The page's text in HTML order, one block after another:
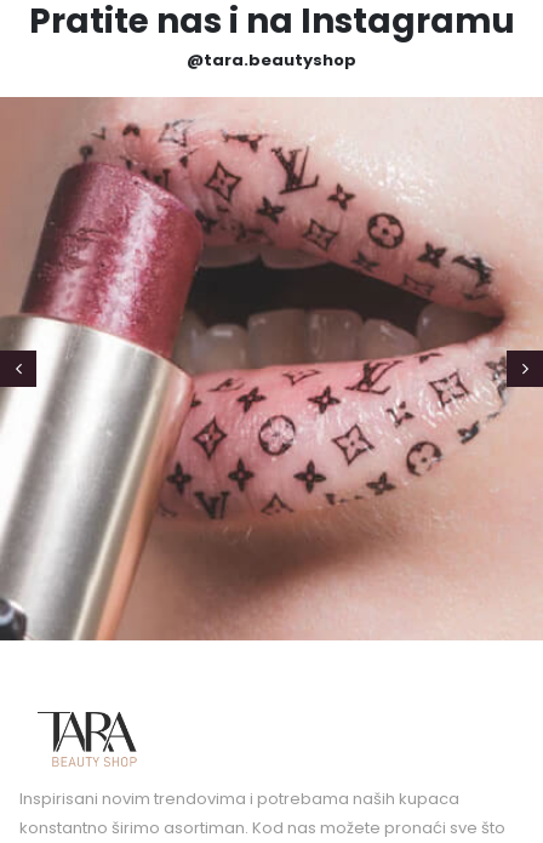
Pratite nas i na Instagramu
@tara.beautyshop
Inspirisani novim trendovima i potrebama naših kupaca
konstantno širimo asortiman. Kod nas možete pronaći sve što